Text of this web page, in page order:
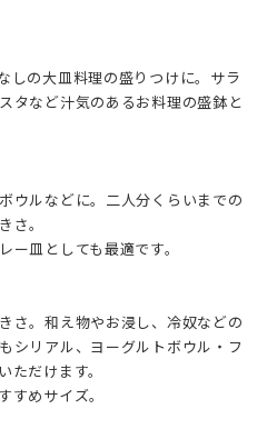
しの大皿料理の盛りつけに。サラ
タなど汁気のあるお料理の盛鉢と
ウルなどに。二人分くらいまでの
さ。
ー皿としても最適です。
さ。和え物やお浸し、冷奴などの
シリアル、ヨーグルトボウル・フ
だけます。
すめサイズ。